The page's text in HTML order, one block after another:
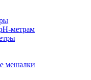
метрам
мешалки